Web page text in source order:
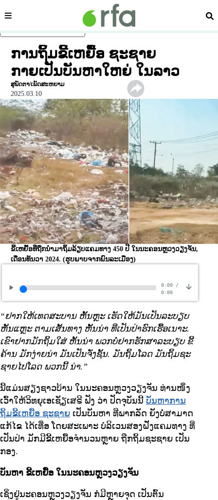
ໝວດ ຄົ້
ການຖິ້ມຂີ້ເຫຍື້ອ ຊະຊາຍ
ກາຍເປັນບັນຫາໃຫຍ່ ໃນລາວ
ສຸພັດຕາ/ເພັດສະຫຍາມ
2025.03.10
ຂີ້ເຫຍື້ອທີ່ຖືກນຳມາຖິ້ມລ້ຽບແຄມທາງ 450 ປີ ໃນນະຄອນຫຼວງວຽງຈັນ,
ເດືອນທັນວາ 2024.(ຮູບພາບຈາກພົນລະເມືອງ)
0:00/
0:00
“ຢາກໃຫ້ເທດສະບານ ຫັ້ນຫຼະ ເຮັດໃຫ້ມັນເປັນລະບຽບ
ຫັ້ນແຫຼະ ຕາມເສັ້ນທາງ ຫັ້ນນ່າ ທີ່ເປັນປ່າຮົກເຮື້ອເນາະ.
ເຂົາຢາກມັກຖິ້ມໃສ່ ຫັ້ນນ່າ ພວກບໍ່ຢາກຮັກສາລະບຽບ ຂີ້
ຄ້ານ ມັກງ່າຍນ່າ ມັນເປັນຈັ່ງຊັ້ນ. ມັນຖິ້ມໂລດ ມັນຖິ້ມຊະ
ຊາຍໄປໂລດ ພວກນີ້ ນ່າ.”
ນີ້ແມ່ນສຽງຊາວບ້ານ ໃນນະຄອນຫຼວງວຽງຈັນ ທ່ານໜຶ່ງ
ເວົ້າໃຫ້ວິທຍຸເອເຊັຽເສຣີ ຟັງ ວ່າ ປັດຈຸບັນນີ້ ບັນຫາການ
ຖິ້ມຂີ້ເຫຍື້ອ ຊະຊາຍ ເປັນບັນຫາ ທີ່ພາກລັດ ຍັງບໍ່ສາມາດ
ແກ້ໄຂ ໄດ້ເທື່ອ ໂດຍສະເພາະ ບໍລິເວນສອງຝັ່ງແຄມທາງ ທີ່
ເປັນປ່າ ມັກມີຂີ້ເຫຍື້ອຈໍານວນຫຼາຍ ຖືກຖິ້ມຊະຊາຍ ເປັນ
ກອງ.
ບັນຫາ ຂີ້ເຫຍື້ອ ໃນນະຄອນຫຼວງວຽງຈັນ
ເຊິ່ງຢູ່ນະຄອນຫຼວງວຽງຈັນ ກໍມີຫຼາຍຈຸດ ເປັນຕົ້ນ